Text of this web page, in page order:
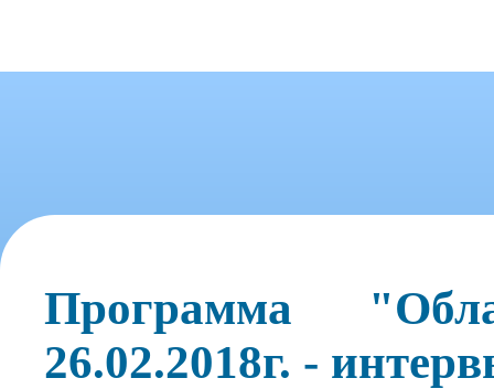
Программа
26.02.2018г. -